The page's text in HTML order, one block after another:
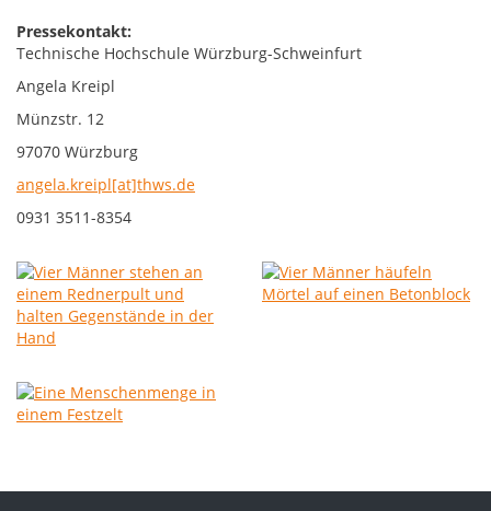
Pressekontakt:
Technische Hochschule Würzburg-Schweinfurt
Angela Kreipl
Münzstr. 12
97070 Würzburg
angela.kreipl[at]thws.de
0931 3511-8354